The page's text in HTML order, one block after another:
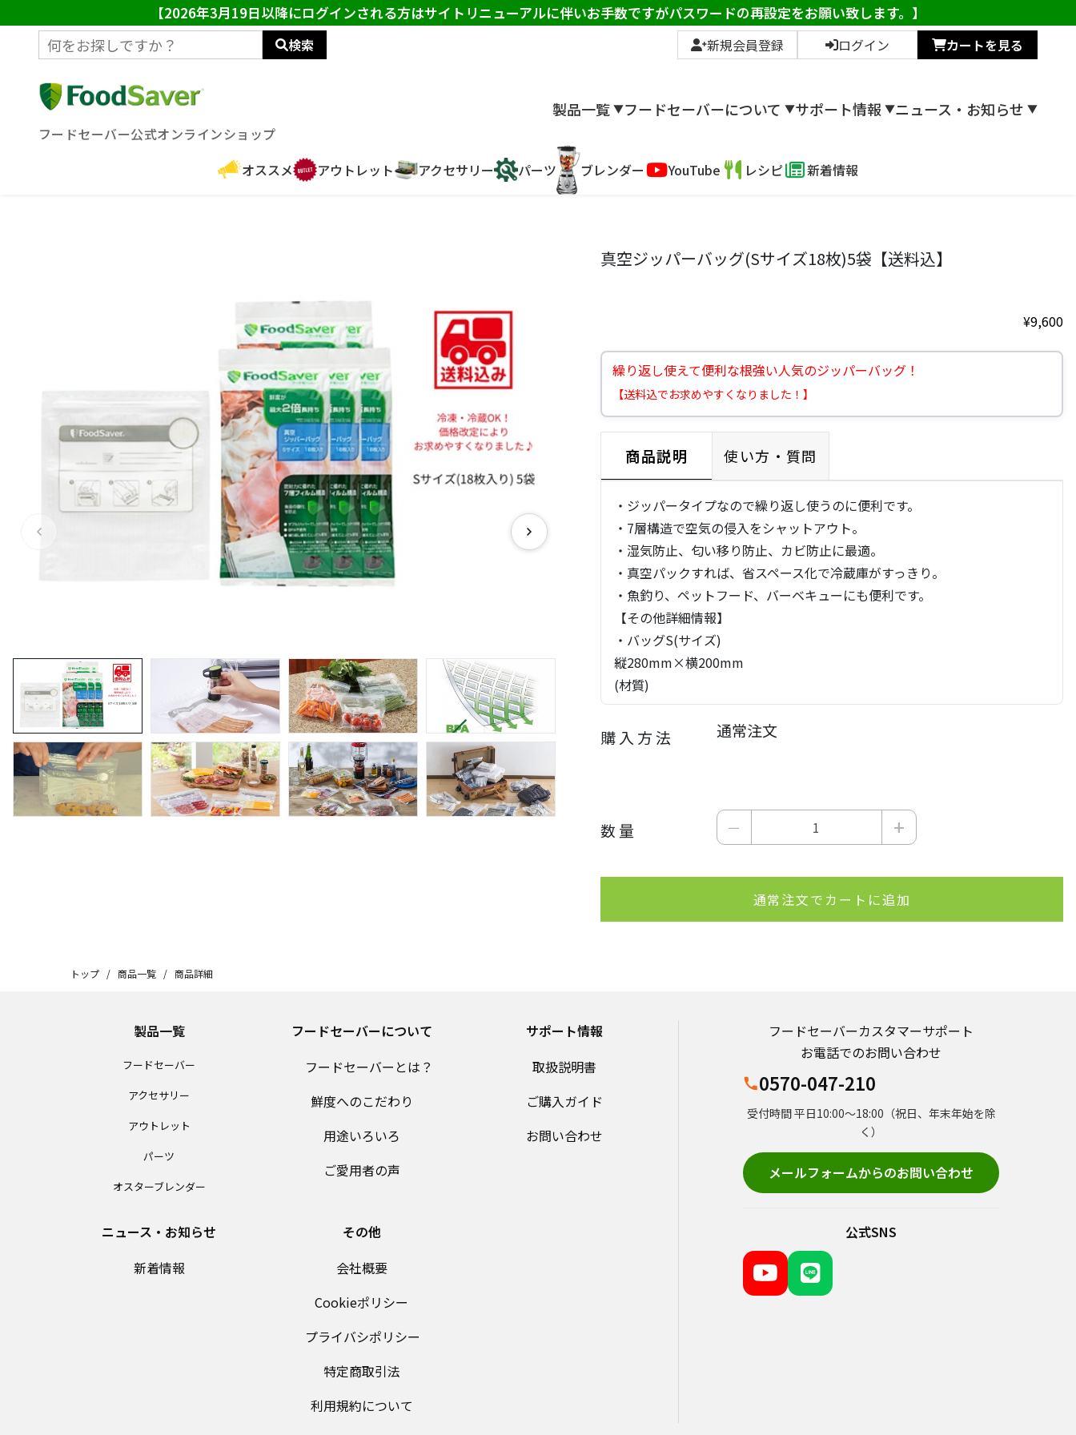
【2026年3月19日以降にログインされる方はサイトリニューアルに伴いお手数ですがパスワードの再設定をお願い致します。】
検索 新規会員登録 ログイン カートを見る
フードセーバー公式オンラインショップ
製品一覧 ▼フードセーバーについて ▼サポート情報 ▼ニュース・お知らせ ▼
オススメ アウトレット アクセサリー パーツ ブレンダー YouTube レシピ 新着情報
真空ジッパーバッグ(Sサイズ18枚)5袋【送料込】
¥9,600
繰り返し使えて便利な根強い人気のジッパーバッグ！
【送料込でお求めやすくなりました！】
商品説明 使い方・質問
・ジッパータイプなので繰り返し使うのに便利です。
・7層構造で空気の侵入をシャットアウト。
・湿気防止、匂い移り防止、カビ防止に最適。
・真空パックすれば、省スペース化で冷蔵庫がすっきり。
・魚釣り、ペットフード、バーベキューにも便利です。
【その他詳細情報】
・バッグS(サイズ)
縦280mm×横200mm
(材質)
ポリエチレン、ナイロン、ポリオレフィン
(耐冷/耐熱温度)
-30℃/100℃
購入方法 通常注文
数量 － +
通常注文でカートに追加
トップ / 商品一覧 / 商品詳細
製品一覧
フードセーバー
アクセサリー
アウトレット
パーツ
オスターブレンダー
フードセーバーについて
フードセーバーとは？
鮮度へのこだわり
用途いろいろ
ご愛用者の声
サポート情報
取扱説明書
ご購入ガイド
お問い合わせ
ニュース・お知らせ
新着情報
その他
会社概要
Cookieポリシー
プライバシポリシー
特定商取引法
利用規約について
フードセーバーカスタマーサポート
お電話でのお問い合わせ
0570-047-210
受付時間 平日10:00～18:00（祝日、年末年始を除
く）
メールフォームからのお問い合わせ
公式SNS